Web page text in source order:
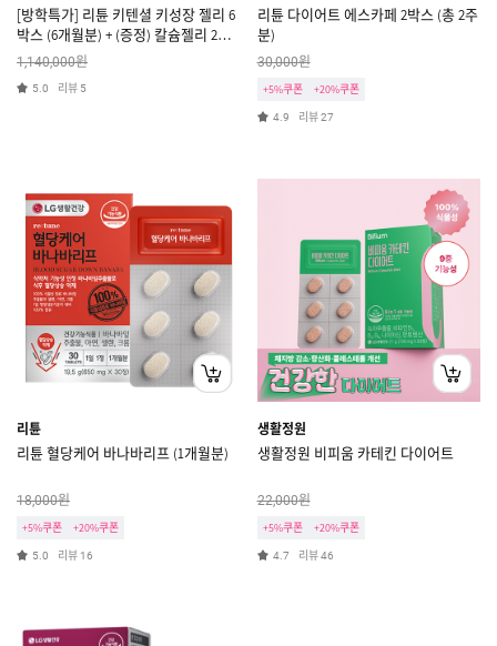
[방학특가] 리튠 키텐셜 키성장 젤리 6
박스 (6개월분) + (증정) 칼슘젤리 2박
스 [쿠폰X]
1,140,000원
5.0 리뷰 5
리튠 다이어트 에스카페 2박스 (총 2주
분)
30,000원
+5%쿠폰 +20%쿠폰
4.9 리뷰27
리튠
리튠 혈당케어 바나바리프 (1개월분)
18,000원
+5%쿠폰 +20%쿠폰
5.0 리뷰 16
생활정원
생활정원 비피움 카테킨 다이어트
22,000원
+5%쿠폰 +20%쿠폰
4.7 리뷰46